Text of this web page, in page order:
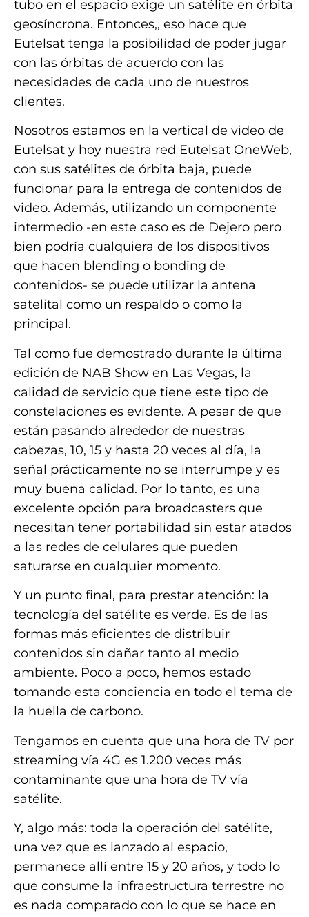
tubo en el espacio exige un satélite en órbita
geosíncrona. Entonces,, eso hace que
Eutelsat tenga la posibilidad de poder jugar
con las órbitas de acuerdo con las
necesidades de cada uno de nuestros
clientes.
Nosotros estamos en la vertical de video de
Eutelsat y hoy nuestra red Eutelsat OneWeb,
con sus satélites de órbita baja, puede
funcionar para la entrega de contenidos de
video. Además, utilizando un componente
intermedio -en este caso es de Dejero pero
bien podría cualquiera de los dispositivos
que hacen blending o bonding de
contenidos- se puede utilizar la antena
satelital como un respaldo o como la
principal.
Tal como fue demostrado durante la última
edición de NAB Show en Las Vegas, la
calidad de servicio que tiene este tipo de
constelaciones es evidente. A pesar de que
están pasando alrededor de nuestras
cabezas, 10, 15 y hasta 20 veces al día, la
señal prácticamente no se interrumpe y es
muy buena calidad. Por lo tanto, es una
excelente opción para broadcasters que
necesitan tener portabilidad sin estar atados
a las redes de celulares que pueden
saturarse en cualquier momento.
Y un punto final, para prestar atención: la
tecnología del satélite es verde. Es de las
formas más eficientes de distribuir
contenidos sin dañar tanto al medio
ambiente. Poco a poco, hemos estado
tomando esta conciencia en todo el tema de
la huella de carbono.
Tengamos en cuenta que una hora de TV por
streaming vía 4G es 1.200 veces más
contaminante que una hora de TV vía
satélite.
Y, algo más: toda la operación del satélite,
una vez que es lanzado al espacio,
permanece allí entre 15 y 20 años, y todo lo
que consume la infraestructura terrestre no
es nada comparado con lo que se hace en